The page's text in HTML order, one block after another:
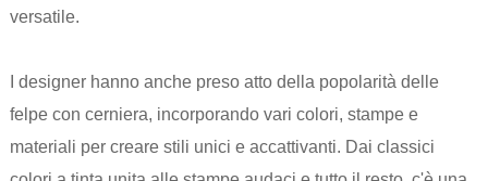
versatile.
I designer hanno anche preso atto della popolarità delle
felpe con cerniera, incorporando vari colori, stampe e
materiali per creare stili unici e accattivanti. Dai classici